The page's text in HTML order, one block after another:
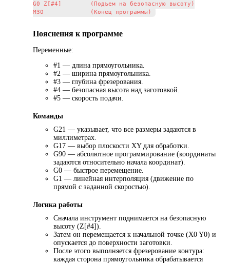
G0 Z[#4]        (Подъем на безопасную высоту)
Пояснения к программе
Переменные:
#1 — длина прямоугольника.
#2 — ширина прямоугольника.
#3 — глубина фрезерования.
#4 — безопасная высота над заготовкой.
#5 — скорость подачи.
Команды
G21 — указывает, что все размеры задаются в
миллиметрах.
G17 — выбор плоскости XY для обработки.
G90 — абсолютное программирование (координаты
задаются относительно начала координат).
G0 — быстрое перемещение.
G1 — линейная интерполяция (движение по
прямой с заданной скоростью).
Логика работы
Сначала инструмент поднимается на безопасную
высоту (Z[#4]).
Затем он перемещается к начальной точке (X0 Y0) и
опускается до поверхности заготовки.
После этого выполняется фрезерование контура:
каждая сторона прямоугольника обрабатывается